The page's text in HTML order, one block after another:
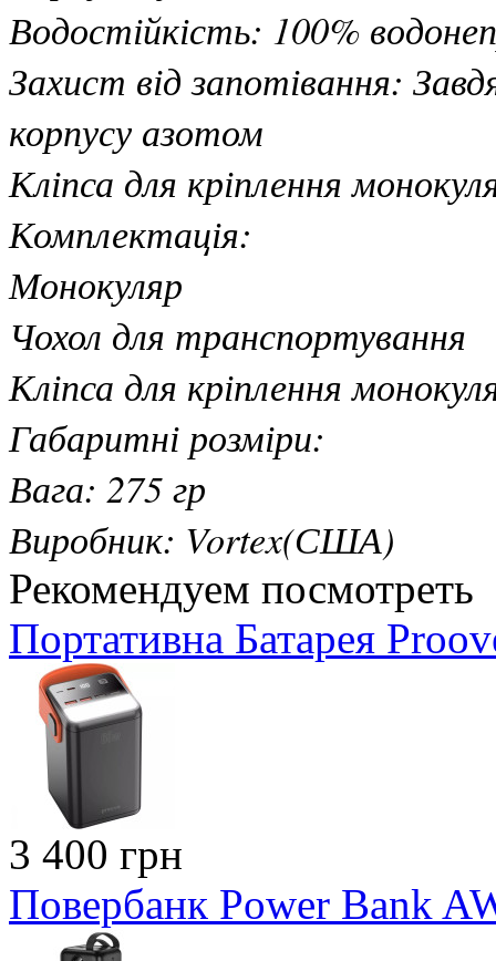
Водостійкість: 100%
Захист від запотівання:
корпусу азотом
Кліпса для кріплення
Комплектація:
Монокуляр
Чохол для транспортування
Кліпса для кріплення
Габаритні розміри:
Вага: 275 гр
Виробник: Vortex(США)
Рекомендуем посмотреть
Портативна Батарея
3 400 грн
Повербанк Power Bank